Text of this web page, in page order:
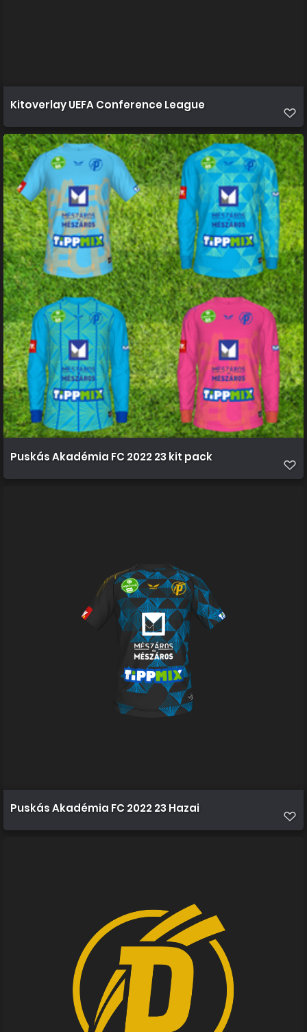
Kitoverlay UEFA Conference League
Puskás Akadémia FC 2022 23 kit pack
Puskás Akadémia FC 2022 23 Hazai